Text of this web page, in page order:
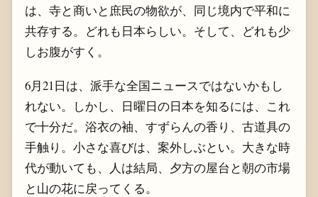
は、寺と商いと庶民の物欲が、同じ境内で平和に
共存する。どれも日本らしい。そして、どれも少
しお腹がすく。
6月21日は、派手な全国ニュースではないかもし
れない。しかし、日曜日の日本を知るには、これ
で十分だ。浴衣の袖、すずらんの香り、古道具の
手触り。小さな喜びは、案外しぶとい。大きな時
代が動いても、人は結局、夕方の屋台と朝の市場
と山の花に戻ってくる。